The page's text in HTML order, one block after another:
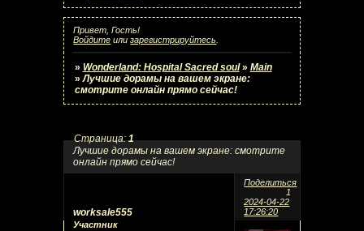
Привет, Гость!
Войдите илизарегистрируйтесь
» Wonderland: Hospital Sacred soul » Main
»Лучшие дорамы на вашем экране:
смотрите онлайн прямо сейчас!
Лучшие дорамы на вашем экране: смотрите
онлайн прямо сейчас!
Страница:1
Поделиться
1
2024-04-22
17:26:20
worksale555
Участник